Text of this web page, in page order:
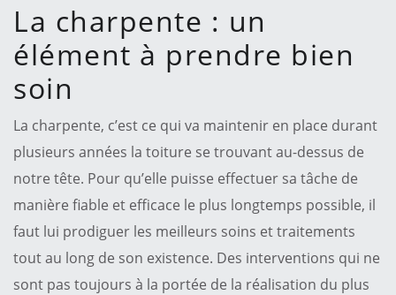
La charpente : un
élément à prendre bien
soin
La charpente, c’est ce qui va maintenir en place durant
plusieurs années la toiture se trouvant au-dessus de
notre tête. Pour qu’elle puisse effectuer sa tâche de
manière fiable et efficace le plus longtemps possible, il
faut lui prodiguer les meilleurs soins et traitements
tout au long de son existence. Des interventions qui ne
sont pas toujours à la portée de la réalisation du plus